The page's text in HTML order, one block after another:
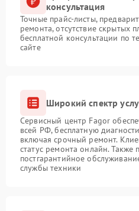
консультация
Точные прайс-листы,
ремонта, отсутствие скрытых
бесплатной консультации по
сайте
Широкий спектр
Сервисный центр Fagor
всей РФ, бесплатную
включая срочный ремонт.
статус ремонта онлайн. Также
постгарантийное
службы техники